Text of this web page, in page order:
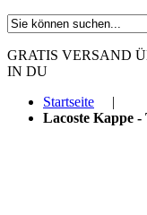
GRATIS VERSAND
IN DU
Startseite
|
Lacoste Kappe